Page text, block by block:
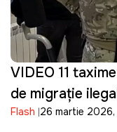
VIDEO 11
de migrație
din Ucraina să
Flash 26 martie 2026,